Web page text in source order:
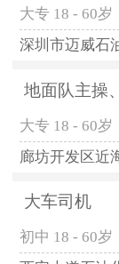
大专 18 - 60岁
深圳市迈威石
地面队主操
大专 18 - 60岁
廊坊开发区近
大车司机
初中 18 - 60岁